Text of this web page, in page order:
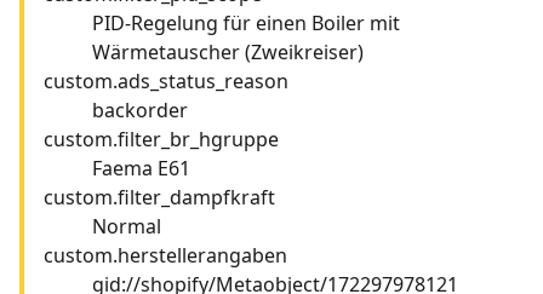
PID-Regelung für einen Boiler mit
Wärmetauscher (Zweikreiser)
custom.ads_status_reason
backorder
custom.filter_br_hgruppe
Faema E61
custom.filter_dampfkraft
Normal
custom.herstellerangaben
gid://shopify/Metaobject/172297978121